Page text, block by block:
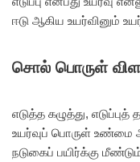
ஈடு ஆகிய உயர்வினும்
சொல் பொருள்
எடுத்த கழுத்து,
உயர்வுப் பொருள் உண்மை
நடுகைப் பயிர்க்கு